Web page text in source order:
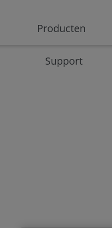
homepage
Producten
Support